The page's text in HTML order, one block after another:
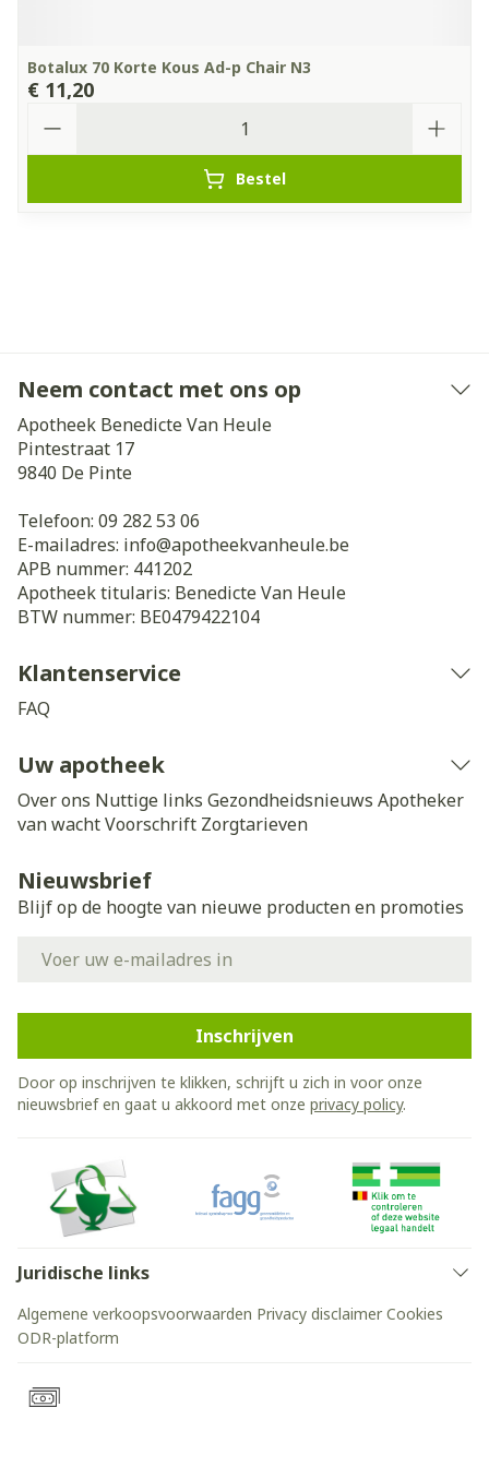
Botalux 70 Korte Kous Ad-p Chair N3
€ 11,20
Bestel
Neem contact met ons op
Apotheek Benedicte Van Heule
Pintestraat 17
9840 De Pinte
Telefoon: 09 282 53 06
E-mailadres: info@apotheekvanheule.be
APB nummer: 441202
Apotheek titularis: Benedicte Van Heule
BTW nummer: BE0479422104
Klantenservice
FAQ
Uw apotheek
Over ons Nuttige links Gezondheidsnieuws Apotheker
van wachtVoorschrift Zorgtarieven
Nieuwsbrief
Blijf op de hoogte van nieuwe producten en promoties
Inschrijven
Door op inschrijven te klikken, schrijft u zich in voor onze
nieuwsbrief en gaat u akkoord met onze privacy policy.
Juridische links
Algemene verkoopsvoorwaarden Privacy disclaimer Cookies
ODR-platform